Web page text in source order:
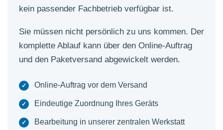
kein passender Fachbetrieb verfügbar ist.
Sie müssen nicht persönlich zu uns kommen. Der
komplette Ablauf kann über den Online-Auftrag
und den Paketversand abgewickelt werden.
Online-Auftrag vor dem Versand
Eindeutige Zuordnung Ihres Geräts
Bearbeitung in unserer zentralen Werkstatt